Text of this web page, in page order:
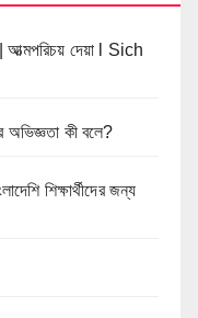
দেয়া l Sich
অভিজ্ঞতা কী বলে?
শিক্ষার্থীদের জন্য